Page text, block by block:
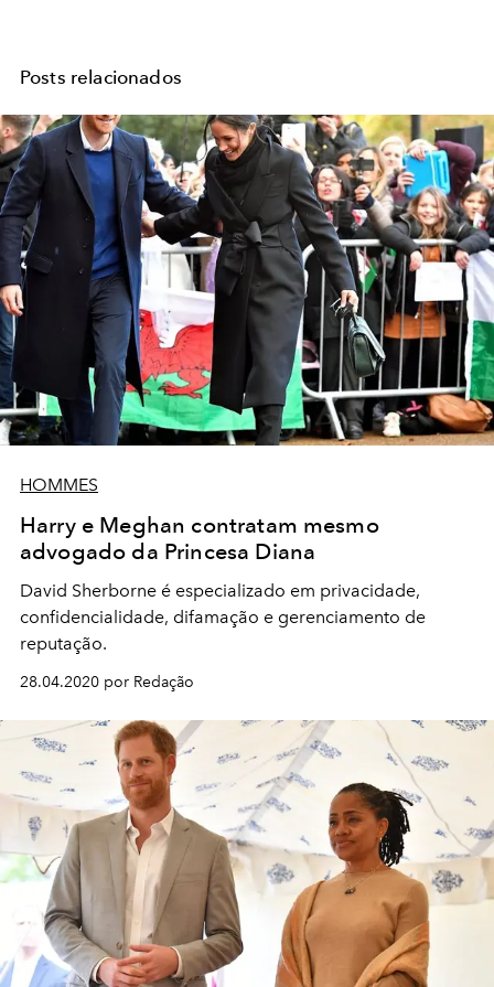
Posts relacionados
HOMMES
Harry e Meghan contratam mesmo
advogado da Princesa Diana
David Sherborne é especializado em privacidade,
confidencialidade, difamação e gerenciamento de
reputação.
28.04.2020 por Redação